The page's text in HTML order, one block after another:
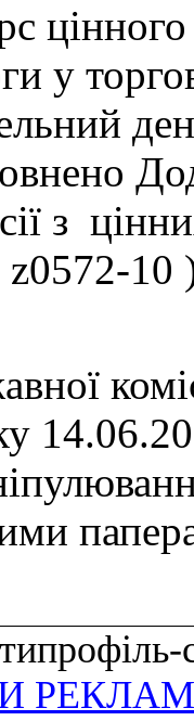
у
з
z0572-10